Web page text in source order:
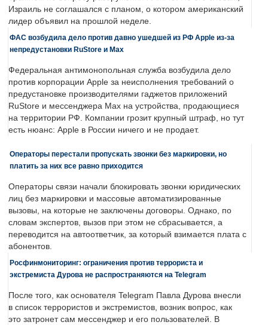
Израиль не соглашался с планом, о котором американский
лидер объявил на прошлой неделе.
ФАС возбудила дело против давно ушедшей из РФ Apple из-за
непредустановки RuStore и Max
Федеральная антимонопольная служба возбудила дело
против корпорации Apple за неисполнения требований о
предустановке производителями гаджетов приложений
RuStore и мессенджера Max на устройства, продающиеся
на территории РФ. Компании грозит крупный штраф, но тут
есть нюанс: Apple в России ничего и не продает.
Операторы перестали пропускать звонки без маркировки, но
платить за них все равно приходится
Операторы связи начали блокировать звонки юридических
лиц без маркировки и массовые автоматизированные
вызовы, на которые не заключены договоры. Однако, по
словам экспертов, вызов при этом не сбрасывается, а
переводится на автоответчик, за который взимается плата с
абонентов.
Росфинмониторинг: ограничения против террориста и
экстремиста Дурова не распространяются на Telegram
После того, как основателя Telegram Павла Дурова внесли
в список террористов и экстремистов, возник вопрос, как
это затронет сам мессенджер и его пользователей. В